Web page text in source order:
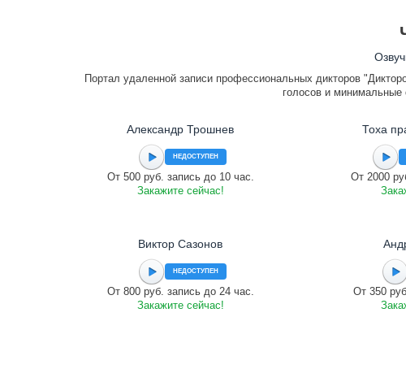
Портал удаленной записи профессиональных дикторов
голосов и минимальные
Александр Трошнев
НЕДОСТУПЕН
От 500 руб. запись до 10 час.
Закажите сейчас!
Тоха
От 2000
Виктор Сазонов
НЕДОСТУПЕН
От 800 руб. запись до 24 час.
Закажите сейчас!
От 350